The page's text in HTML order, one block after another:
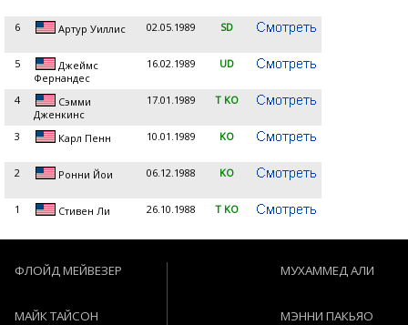
6 Артур Уиллис 02.05.1989 SD
5
Джеймс
Фернандес
16.02.1989 UD
4
Сэмми
Дженкинс
17.01.1989 T KO
3 Карл Пенн 10.01.1989 KO
2 Ронни Йои 06.12.1988 KO
1 Стивен Ли 26.10.1988 T KO
ФЛОЙД МЕЙВЕЗЕР
МАЙК ТАЙСОН
МУХАММЕД АЛИ
МЭННИ ПАКЬЯО